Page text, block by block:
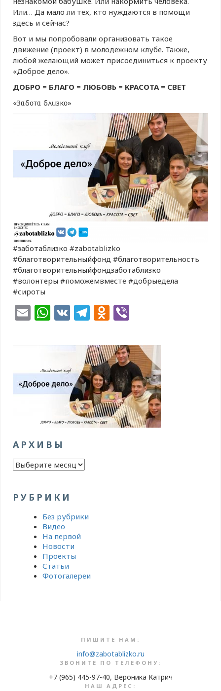
Или… Да мало ли тех, кто нуждаются в помощи
здесь и сейчас?
Вот и мы попробовали организовать такое
движение (проект) в молодежном клубе. Также,
любой желающий может присоединиться к проекту
«Доброе дело».
ДОБРО = БЛАГО = ЛЮБОВЬ = КРАСОТА = СВЕТ
«Зᥲδ᧐ᴛᥲ δ᧘ᥙзκ᧐»
#заботаблизко #zabotablizko
#благотворительныйфонд #благотворительность
#благотворительныйфондзаботаблизко
#волонтеры #поможемвместе #добрыедела
#сироты
EmailWhatsApp
VK Telegram
Odnoklassniki
АРХИВЫ
Архивы
РУБРИКИ
Без рубрики
Видео
На первой
Новости
Проекты
Статьи
Фотогалереи
ПИШИТЕ НАМ:
info@zabotablizko.ru
ЗВОНИТЕ ПО ТЕЛЕФОНУ:
+7 (965) 445-97-40, Вероника Катрич
НАШ АДРЕС: